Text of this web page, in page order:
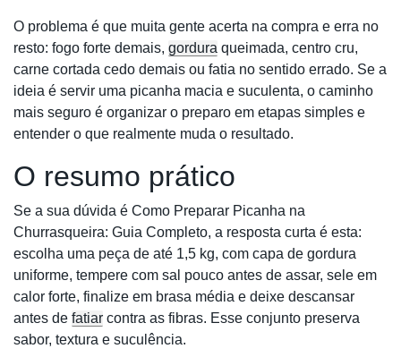
O problema é que muita gente acerta na compra e erra no
resto: fogo forte demais, gordura queimada, centro cru,
carne cortada cedo demais ou fatia no sentido errado. Se a
ideia é servir uma picanha macia e suculenta, o caminho
mais seguro é organizar o preparo em etapas simples e
entender o que realmente muda o resultado.
O resumo prático
Se a sua dúvida é Como Preparar Picanha na
Churrasqueira: Guia Completo, a resposta curta é esta:
escolha uma peça de até 1,5 kg, com capa de gordura
uniforme, tempere com sal pouco antes de assar, sele em
calor forte, finalize em brasa média e deixe descansar
antes de fatiar contra as fibras. Esse conjunto preserva
sabor, textura e suculência.